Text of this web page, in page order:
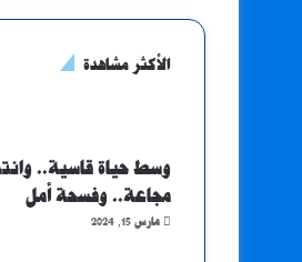
الأكثر مشاهدة
وسط حياة قاسية..
مجاعة.. وفسحة أمل
مارس 15, 2024